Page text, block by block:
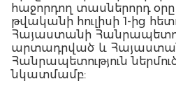
հաջորդող տասներորդ օրը
թվականի հուլիսի 1-ից
Հայաստանի
արտադրված և
Հանրապետություն
նկատմամբ: